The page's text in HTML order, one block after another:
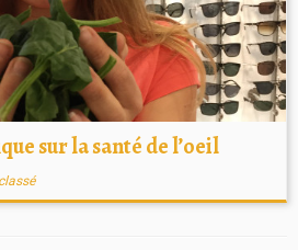
sur la santé de l’oeil